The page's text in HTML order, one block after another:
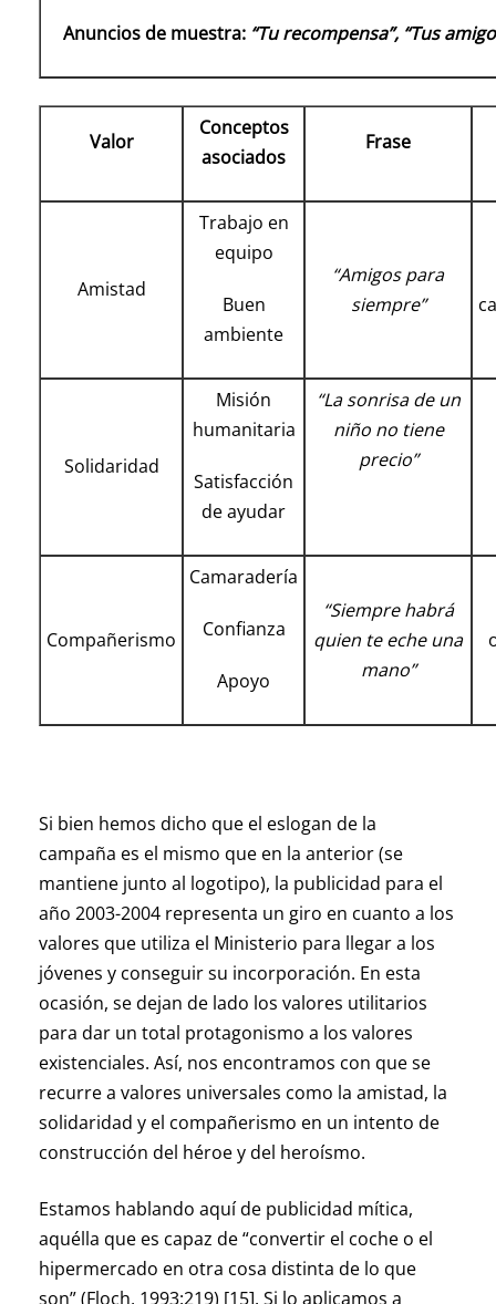
Anuncios de muestra: “Tu recompensa”, “Tus
Valor
Conceptos
asociados
Frase
Amistad
Trabajo en
equipo
Buen
ambiente
“Amigos para
siempre”
Solidaridad
Misión
humanitaria
Satisfacción
de ayudar
“La sonrisa de un
niño no tiene
precio”
Compañerismo
Camaradería
Confianza
Apoyo
“Siempre habrá
quien te eche una
mano”
Si bien hemos dicho que el eslogan de la
campaña es el mismo que en la anterior (se
mantiene junto al logotipo), la publicidad para el
año 2003-2004 representa un giro en cuanto a los
valores que utiliza el Ministerio para llegar a los
jóvenes y conseguir su incorporación. En esta
ocasión, se dejan de lado los valores utilitarios
para dar un total protagonismo a los valores
existenciales. Así, nos encontramos con que se
recurre a valores universales como la amistad, la
solidaridad y el compañerismo en un intento de
construcción del héroe y del heroísmo.
Estamos hablando aquí de publicidad mítica,
aquélla que es capaz de “convertir el coche o el
hipermercado en otra cosa distinta de lo que
son” (Floch, 1993:219) [15]. Si lo aplicamos a